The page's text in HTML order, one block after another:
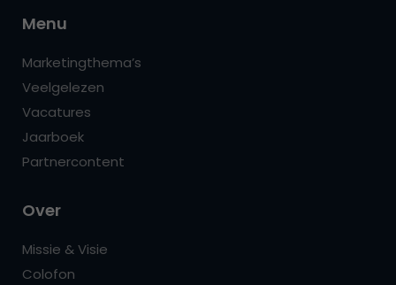
Menu
Marketingthema’s
Veelgelezen
Vacatures
Jaarboek
Partnercontent
Over
Missie & Visie
Colofon